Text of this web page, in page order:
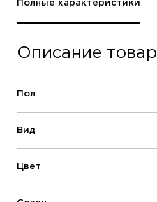
Полные характеристики
Описание
Пол
Вид
Цвет